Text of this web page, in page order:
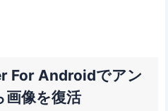
For Androidでアン
画像を復活